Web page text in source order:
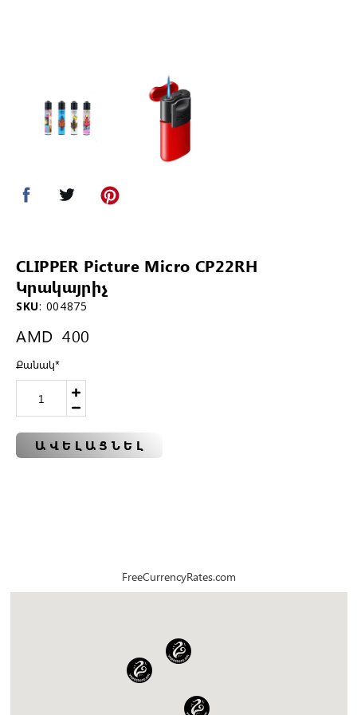
CLIPPER Picture Micro CP22RH
Կրակայրիչ
SKU: 004875
AMD 400
Քանակ*
ԱՎԵԼԱՑՆԵԼ
FreeCurrencyRates.com